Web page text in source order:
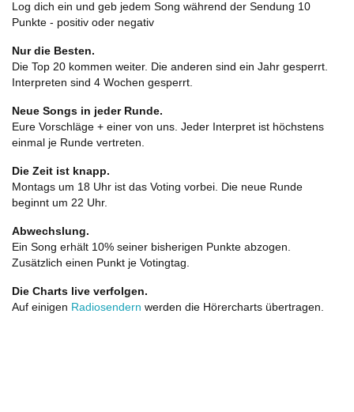
Log dich ein und geb jedem Song während der Sendung 10
Punkte - positiv oder negativ
Nur die Besten.
Die Top 20 kommen weiter. Die anderen sind ein Jahr gesperrt.
Interpreten sind 4 Wochen gesperrt.
Neue Songs in jeder Runde.
Eure Vorschläge + einer von uns. Jeder Interpret ist höchstens
einmal je Runde vertreten.
Die Zeit ist knapp.
Montags um 18 Uhr ist das Voting vorbei. Die neue Runde
beginnt um 22 Uhr.
Abwechslung.
Ein Song erhält 10% seiner bisherigen Punkte abzogen.
Zusätzlich einen Punkt je Votingtag.
Die Charts live verfolgen.
Auf einigen Radiosendern werden die Hörercharts übertragen.